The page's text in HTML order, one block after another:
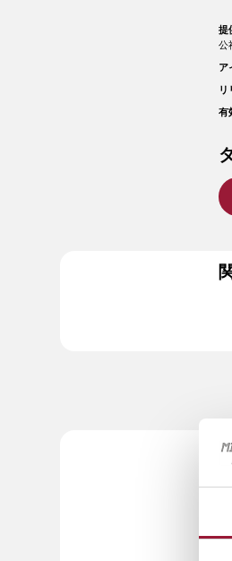
提
公
ア
リ
有